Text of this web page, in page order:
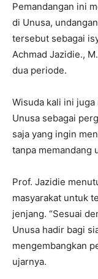
Pemandangan ini
di Unusa,
tersebut sebagai
Achmad Jazidie.,
dua periode.
Wisuda kali ini
Unusa sebagai
saja yang ingin
tanpa memandang
Prof. Jazidie
masyarakat untuk
jenjang. “Sesuai
Unusa hadir bagi
mengembangkan
ujarnya.